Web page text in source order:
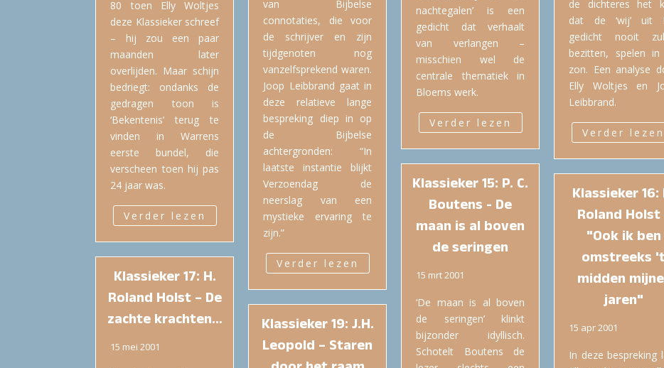
de dichteres het
dat de ‘wij’ uit
gedicht nooit
bezitten, spelen
zon. Een analyse
Elly Woltjes en
Leibbrand.
Verder lezen
nachtegalen’ is een
gedicht dat verhaalt
van verlangen –
misschien wel de
centrale thematiek in
Bloems werk.
Verder lezen
van Bijbelse
connotaties, die voor
de schrijver en zijn
tijdgenoten nog
vanzelfsprekend waren.
Joop Leibbrand gaat in
deze relatieve lange
bespreking diep in op
de Bijbelse
achtergronden: “In
laatste instantie blijkt
Verzoendag de
neerslag van een
mystieke ervaring te
zijn.”
Verder lezen
80 toen Elly Woltjes
deze Klassieker schreef
– hij zou een paar
maanden later
overlijden. Maar schijn
bedriegt: ondanks de
gedragen toon is
‘Bekentenis’ terug te
vinden in Warrens
eerste bundel, die
verscheen toen hij pas
24 jaar was.
Verder lezen
Klassieker 15: P. C.
Boutens - De
maan is al boven
de seringen
15 mrt 2001
‘De maan is al boven
de seringen’ klinkt
bijzonder idyllisch.
Schotelt Boutens de
Klassieker 16:
Roland
"Ook ik ben
omstreeks
midden
jaren"
15 apr 2001
In deze bespreking
Klassieker 17: H.
Roland Holst – De
zachte krachten…
15 mei 2001
Klassieker 19: J.H.
Leopold – Staren